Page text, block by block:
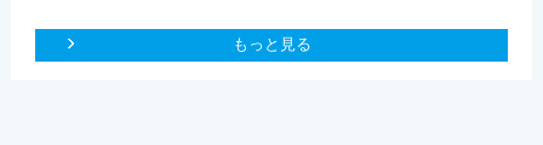
もっと見る